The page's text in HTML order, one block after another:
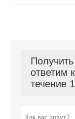
ответим
течение